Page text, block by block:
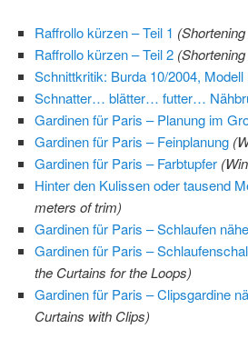
Raffrollo kürzen – Teil 1
Raffrollo kürzen – Teil 2
Schnittkritik: Burda 10/2004,
Schnatter… blätter… futter…
Gardinen für Paris – Planung im
Gardinen für Paris – Feinplanung
Gardinen für Paris – Farbtupfer
Hinter den Kulissen oder tausend
meters of trim)
Gardinen für Paris – Schlaufen
Gardinen für Paris –
the Curtains for the Loops)
Gardinen für Paris – Clipsgardine
Curtains with Clips)